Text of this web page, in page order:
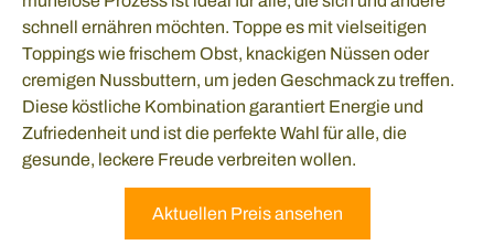
schnell ernähren möchten. Toppe es mit vielseitigen
Toppings wie frischem Obst, knackigen Nüssen oder
cremigen Nussbuttern, um jeden Geschmack zu treffen.
Diese köstliche Kombination garantiert Energie und
Zufriedenheit und ist die perfekte Wahl für alle, die
gesunde, leckere Freude verbreiten wollen.
Aktuellen Preis ansehen